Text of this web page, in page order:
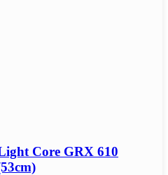
Core GRX 610